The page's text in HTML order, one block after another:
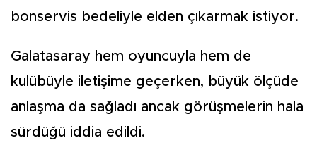
bonservis bedeliyle elden çıkarmak istiyor.
Galatasaray hem oyuncuyla hem de
kulübüyle iletişime geçerken, büyük ölçüde
anlaşma da sağladı ancak görüşmelerin hala
sürdüğü iddia edildi.